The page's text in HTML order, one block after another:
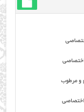
اختصاصی
و مرطوب
اختصاصی